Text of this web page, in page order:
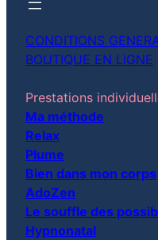
CONDITIONS
BOUTIQUE EN LIGNE
Prestations
Ma méthode
Relax
Plume
Bien dans mon corps
AdoZen
Le souffle des
Hypnonatal